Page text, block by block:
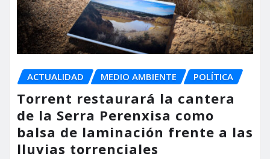
ACTUALIDAD MEDIO AMBIENTE POLÍTICA
Torrent restaurará la cantera
de la Serra Perenxisa como
balsa de laminación frente a las
lluvias torrenciales